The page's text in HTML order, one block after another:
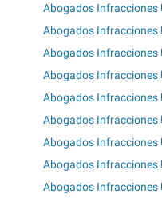
Abogados Infracciones
Abogados Infracciones
Abogados Infracciones
Abogados Infracciones
Abogados Infracciones
Abogados Infracciones
Abogados Infracciones
Abogados Infracciones
Abogados Infracciones